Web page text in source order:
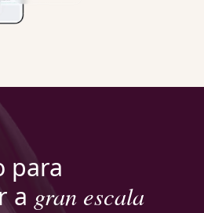
para
a gran escala